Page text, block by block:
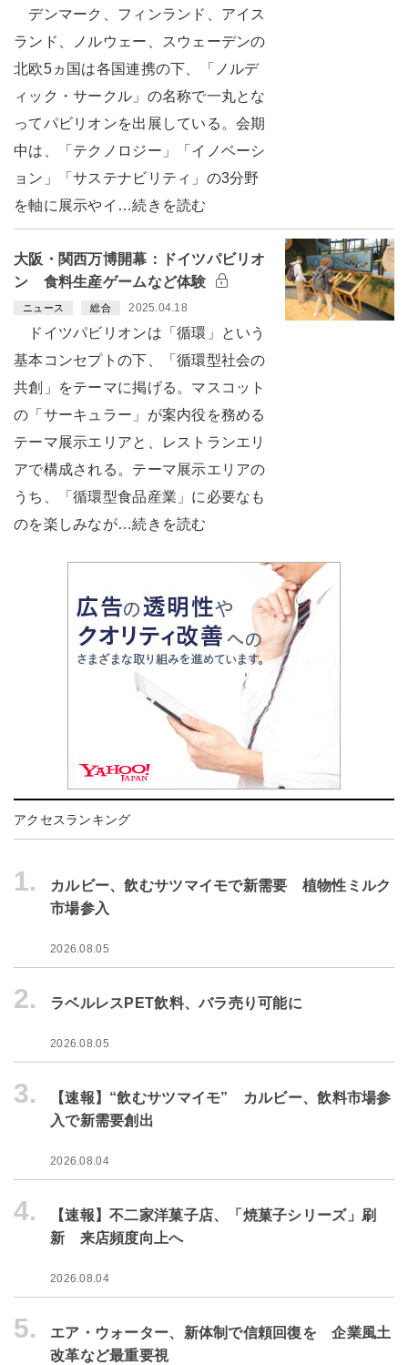
デンマーク、フィンランド、アイス
ランド、ノルウェー、スウェーデンの
北欧5ヵ国は各国連携の下、「ノルデ
ィック・サークル」の名称で一丸とな
ってパビリオンを出展している。会期
中は、「テクノロジー」「イノベーシ
ョン」「サステナビリティ」の3分野
を軸に展示やイ…続きを読む
大阪・関西万博開幕：ドイツパビリオ
ン 食料生産ゲームなど体験
ニュース 総合 2025.04.18
ドイツパビリオンは「循環」という
基本コンセプトの下、「循環型社会の
共創」をテーマに掲げる。マスコット
の「サーキュラー」が案内役を務める
テーマ展示エリアと、レストランエリ
アで構成される。テーマ展示エリアの
うち、「循環型食品産業」に必要なも
のを楽しみなが…続きを読む
アクセスランキング
1.
カルビー、飲むサツマイモで新需要 植物性ミルク
市場参入
2026.08.05
2. ラベルレスPET飲料、バラ売り可能に
2026.08.05
3.
【速報】“飲むサツマイモ” カルビー、飲料市場参
入で新需要創出
2026.08.04
4.
【速報】不二家洋菓子店、「焼菓子シリーズ」刷
新 来店頻度向上へ
2026.08.04
5.
エア・ウォーター、新体制で信頼回復を 企業風土
改革など最重要視